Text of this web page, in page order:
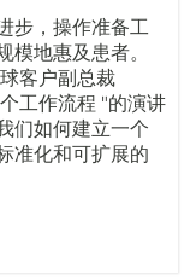
步，操作准备工
地惠及患者。
客户副总裁
工作流程 "的演讲
们如何建立一个
准化和可扩展的